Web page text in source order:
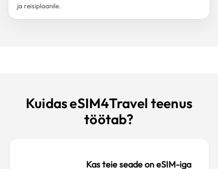
ja reisiplaanile.
Kuidas eSIM4Travel teenus
töötab?
Kas teie seade on eSIM-iga